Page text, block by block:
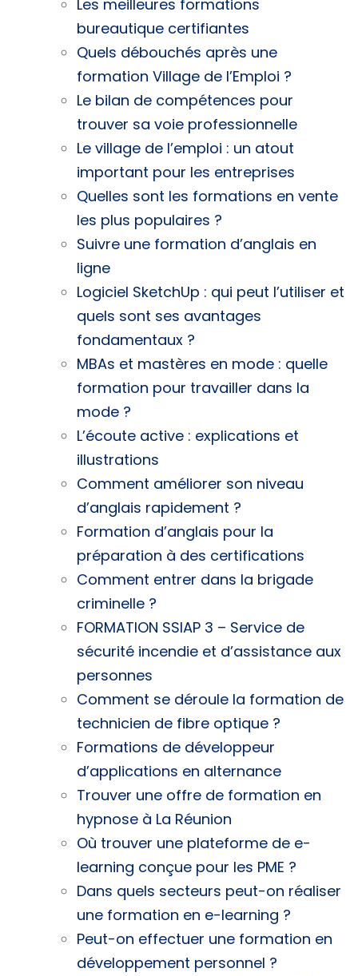
Les meilleures formations
bureautique certifiantes
Quels débouchés après une
formation Village de l’Emploi ?
Le bilan de compétences pour
trouver sa voie professionnelle
Le village de l’emploi : un atout
important pour les entreprises
Quelles sont les formations en vente
les plus populaires ?
Suivre une formation d’anglais en
ligne
Logiciel SketchUp : qui peut l’utiliser et
quels sont ses avantages
fondamentaux ?
MBAs et mastères en mode : quelle
formation pour travailler dans la
mode ?
L’écoute active : explications et
illustrations
Comment améliorer son niveau
d’anglais rapidement ?
Formation d’anglais pour la
préparation à des certifications
Comment entrer dans la brigade
criminelle ?
FORMATION SSIAP 3 – Service de
sécurité incendie et d’assistance aux
personnes
Comment se déroule la formation de
technicien de fibre optique ?
Formations de développeur
d’applications en alternance
Trouver une offre de formation en
hypnose à La Réunion
Où trouver une plateforme de e-
learning conçue pour les PME ?
Dans quels secteurs peut-on réaliser
une formation en e-learning ?
Peut-on effectuer une formation en
développement personnel ?